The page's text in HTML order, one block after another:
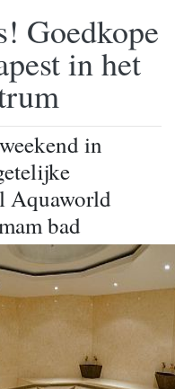
Goedkope
in het
in
Aquaworld
bad